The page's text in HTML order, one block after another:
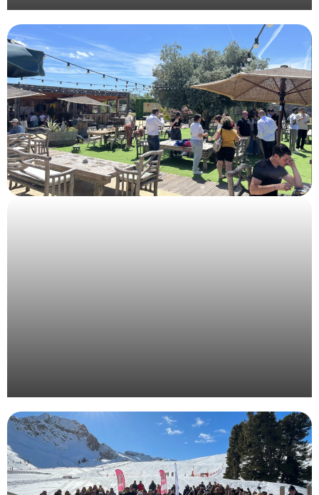
Organisation évènementielle du Grand Prix de
l’Union de la Publicité Extérieure
Organisation d’une convention d’entreprise en
Provence